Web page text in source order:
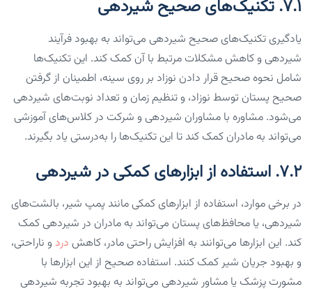
۷.۱. تکنیک‌های صحیح شیردهی
یادگیری تکنیک‌های صحیح شیردهی می‌تواند به بهبود فرآیند
شیردهی و کاهش مشکلات مرتبط با آن کمک کند. این تکنیک‌ها
شامل نحوه صحیح قرار دادن نوزاد بر روی سینه، اطمینان از گرفتن
صحیح پستان توسط نوزاد، و تنظیم زمان و تعداد نوبت‌های شیردهی
می‌شود. مشاوره با مشاوران شیردهی و شرکت در کلاس‌های آموزشی
می‌تواند به مادران کمک کند تا این تکنیک‌ها را به‌درستی یاد بگیرند.
۷.۲. استفاده از ابزارهای کمکی در شیردهی
در برخی موارد، استفاده از ابزارهای کمکی مانند پمپ شیر، بالشت‌های
شیردهی، یا محافظ‌های پستان می‌تواند به مادران در شیردهی کمک
کند. این ابزارها می‌توانند به افزایش راحتی مادر، کاهش درد و ناراحتی،
و بهبود جریان شیر کمک کنند. استفاده صحیح از این ابزارها با
مشورت پزشک یا مشاور شیردهی می‌تواند به بهبود تجربه شیردهی